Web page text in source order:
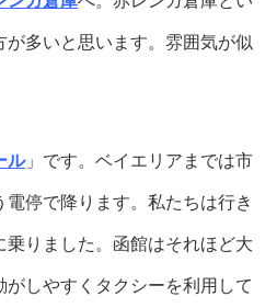
が多いと思います。雰囲気が似
ル」です。ベイエリアまでは市
停で降ります。私たちは行き
りました。函館はそれほど大
がしやすくタクシーを利用して